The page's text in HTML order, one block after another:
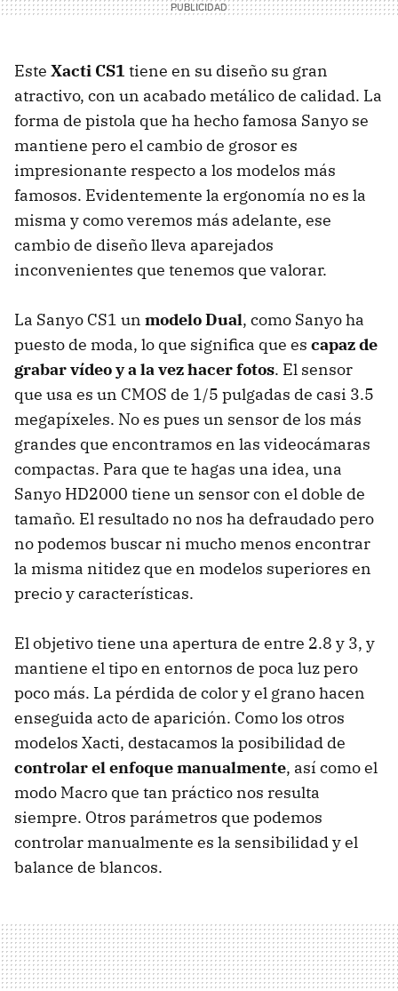
Este Xacti CS1 tiene en su diseño su gran
atractivo, con un acabado metálico de calidad. La
forma de pistola que ha hecho famosa Sanyo se
mantiene pero el cambio de grosor es
impresionante respecto a los modelos más
famosos. Evidentemente la ergonomía no es la
misma y como veremos más adelante, ese
cambio de diseño lleva aparejados
inconvenientes que tenemos que valorar.
La Sanyo CS1 un modelo Dual, como Sanyo ha
puesto de moda, lo que significa que es capaz de
grabar vídeo y a la vez hacer fotos. El sensor
que usa es un CMOS de 1/5 pulgadas de casi 3.5
megapíxeles. No es pues un sensor de los más
grandes que encontramos en las videocámaras
compactas. Para que te hagas una idea, una
Sanyo HD2000 tiene un sensor con el doble de
tamaño. El resultado no nos ha defraudado pero
no podemos buscar ni mucho menos encontrar
la misma nitidez que en modelos superiores en
precio y características.
El objetivo tiene una apertura de entre 2.8 y 3, y
mantiene el tipo en entornos de poca luz pero
poco más. La pérdida de color y el grano hacen
enseguida acto de aparición. Como los otros
modelos Xacti, destacamos la posibilidad de
controlar el enfoque manualmente, así como el
modo Macro que tan práctico nos resulta
siempre. Otros parámetros que podemos
controlar manualmente es la sensibilidad y el
balance de blancos.